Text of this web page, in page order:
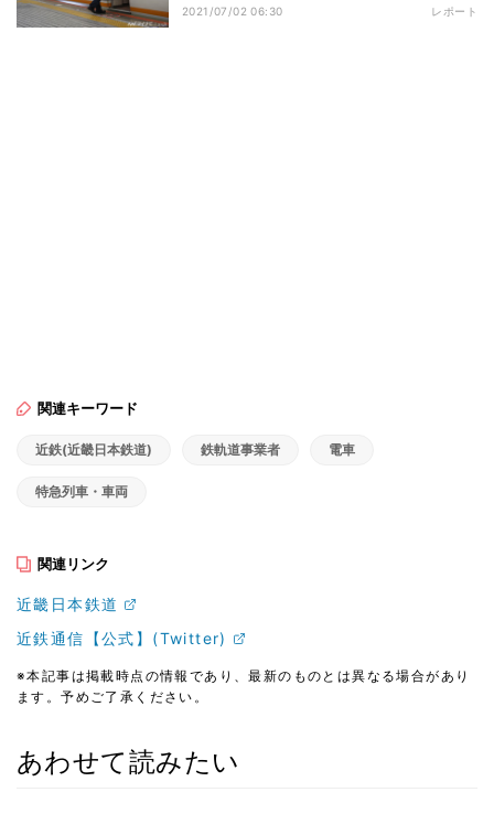
2021/07/02 06:30 レポート
関連キーワード
近鉄(近畿日本鉄道) 鉄軌道事業者 電車
特急列車・車両
関連リンク
近畿日本鉄道
近鉄通信【公式】(Twitter)
※本記事は掲載時点の情報であり、最新のものとは異なる場合があり
ます。予めご了承ください。
あわせて読みたい